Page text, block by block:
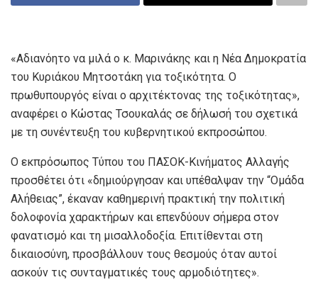
«Αδιανόητο να μιλά ο κ. Μαρινάκης και η Νέα Δημοκρατία
του Κυριάκου Μητσοτάκη για τοξικότητα. Ο
πρωθυπουργός είναι ο αρχιτέκτονας της τοξικότητας»,
αναφέρει ο Κώστας Τσουκαλάς σε δήλωσή του σχετικά
με τη συνέντευξη του κυβερνητικού εκπροσώπου.
Ο εκπρόσωπος Τύπου του ΠΑΣΟΚ-Κινήματος Αλλαγής
προσθέτει ότι «δημιούργησαν και υπέθαλψαν την “Ομάδα
Αλήθειας”, έκαναν καθημερινή πρακτική την πολιτική
δολοφονία χαρακτήρων και επενδύουν σήμερα στον
φανατισμό και τη μισαλλοδοξία. Επιτίθενται στη
δικαιοσύνη, προσβάλλουν τους θεσμούς όταν αυτοί
ασκούν τις συνταγματικές τους αρμοδιότητες».